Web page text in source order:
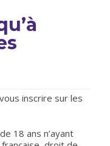
inscrire sur les
18 ans n’ayant